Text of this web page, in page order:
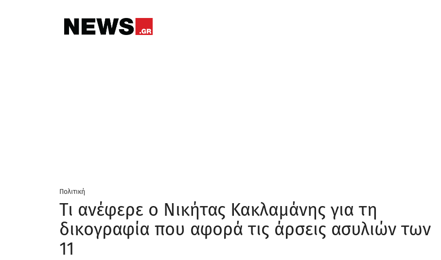
Πολιτική
Τι ανέφερε ο Νικήτας Κακλαμάνης για τη
δικογραφία που αφορά τις άρσεις ασυλιών των
11